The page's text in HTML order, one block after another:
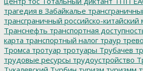
трагедия в Забайкалье
трансграничный российско-
Транснефть транспортная
карта транспортный налог траур
Тромса тротуар тротуары Трубачев
трудовые ресурсы трудоустройство